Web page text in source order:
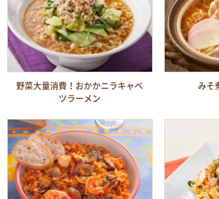
野菜大量消費！おかかニラキャベ
ツラーメン
みそ